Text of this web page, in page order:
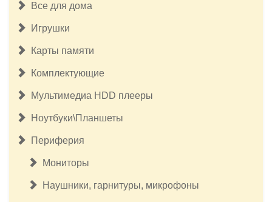
Все для дома
Игрушки
Карты памяти
Комплектующие
Мультимедиа HDD плееры
Ноутбуки\Планшеты
Периферия
Мониторы
Наушники, гарнитуры, микрофоны